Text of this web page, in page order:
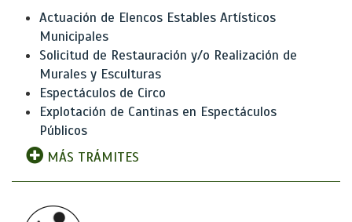
Actuación de Elencos Estables Artísticos
Municipales
Solicitud de Restauración y/o Realización de
Murales y Esculturas
Espectáculos de Circo
Explotación de Cantinas en Espectáculos
Públicos
MÁS TRÁMITES